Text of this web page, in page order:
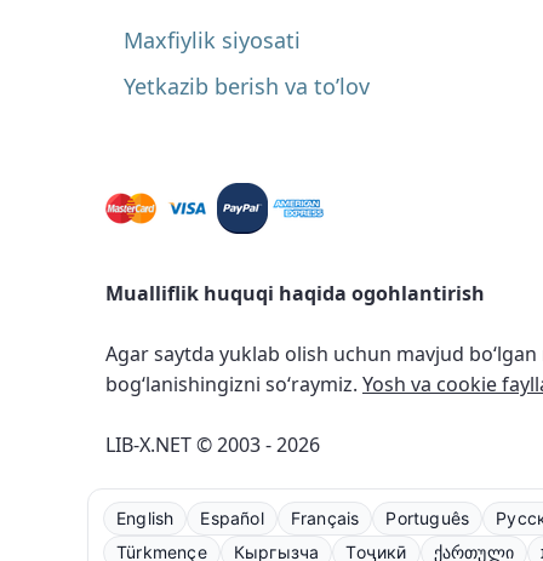
Maxfiylik siyosati
Yetkazib berish va to’lov
Mualliflik huquqi haqida ogohlantirish
Agar saytda yuklab olish uchun mavjud
bog‘lanishingizni so‘raymiz. Yosh va cookie
LIB-X.NET © 2003 - 2026
English Español Français Português
Türkmençe
Кыргызча Тоҷикӣ ქართული